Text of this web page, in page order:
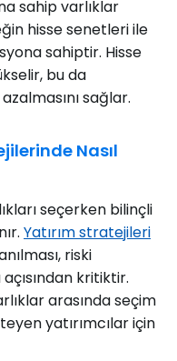
sahip varlıklar
hisse senetleri ile
sahiptir. Hisse
bu da
sağlar.
Nasıl
seçerken bilinçli
Yatırım stratejileri
riski
kritiktir.
arasında seçim
yatırımcılar için